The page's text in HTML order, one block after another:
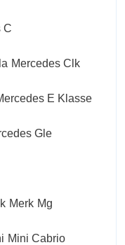
C
Mercedes Clk
E Klasse
Gle
Merk Mg
Mini Cabrio